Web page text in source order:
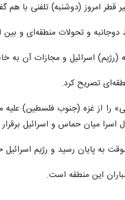
قطر امروز (دوشنبه) تلفنی با هم
و تحولات منطقه‌ای و بین
اسرائیل و مجازات آن به
تصریح کرد.
این منطقه است.